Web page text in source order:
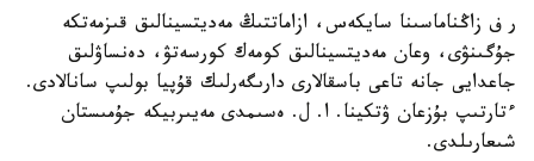
ر ف زاڭناماسىنا سايكەس، ازاماتتىڭ مەديتسينالىق قىزمەتكە
جۇگىنۋى، وعان مەديتسينالىق كومەك كورسەتۋ، دەنساۋلىق
جاعدايى جانە تاعى باسقالارى دارىگەرلىك قۇپيا بولىپ سانالادى.
ءتارتىپ بۇزعان ۋتكينا. ا. ل. ەسىمدى مەيىربيكە جۇمىستان
شىعارىلدى.